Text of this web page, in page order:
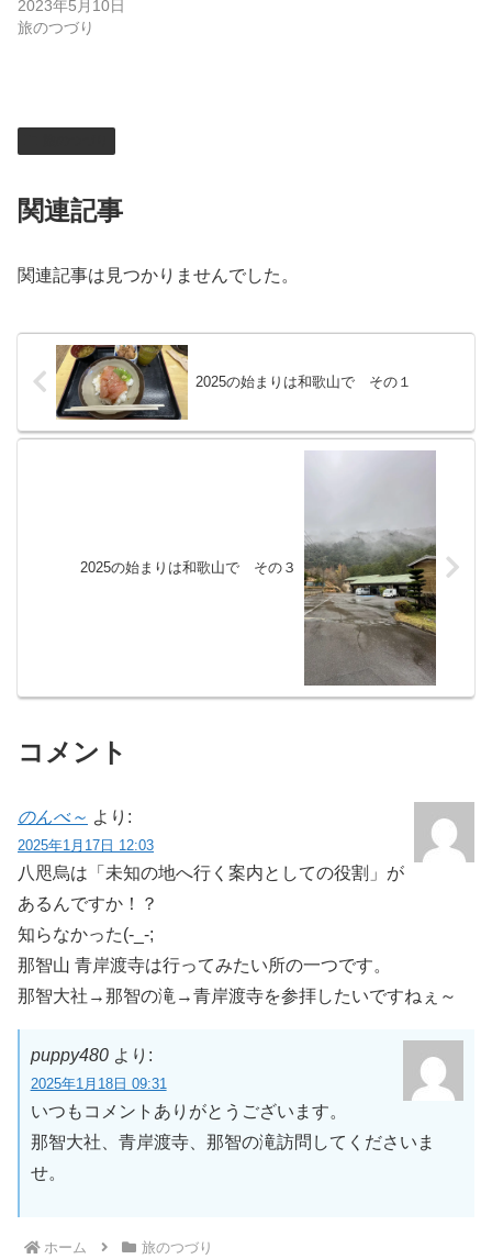
2023年5月10日
旅のつづり
関連記事
関連記事は見つかりませんでした。
2025の始まりは和歌山で その１
2025の始まりは和歌山で その３
コメント
のんべ～ より:
2025年1月17日 12:03
八咫烏は「未知の地へ行く案内としての役割」が
あるんですか！？
知らなかった(-_-;
那智山 青岸渡寺は行ってみたい所の一つです。
那智大社→那智の滝→青岸渡寺を参拝したいですねぇ～
puppy480 より:
2025年1月18日 09:31
いつもコメントありがとうございます。
那智大社、青岸渡寺、那智の滝訪問してくださいま
せ。
ホーム 旅のつづり